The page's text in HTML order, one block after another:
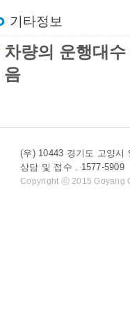
기타정보
차량의 운행대
음
(우) 10443 경기도 고양시
상담 및 접수 . 1577-
Copyright ⓒ 2015 Goyang